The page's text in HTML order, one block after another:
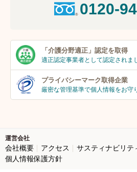
0120-
「介護分野適正」 認定を取得
適正認定事業者として認定されま
プライバシーマーク取得企業
厳密な管理基準で個人情報をお守
運営会社
会社概要 アクセス サスティナビリテ
個人情報保護方針